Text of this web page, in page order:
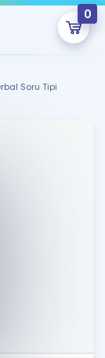
0
eğitim seni
Soru Tipi